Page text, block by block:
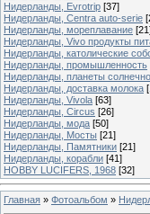
Нидерланды, Evrotrip [37]
Нидерланды, Centra auto-serie
Нидерланды, мореплавание
Нидерланды, Vivo продукты
Нидерланды, католические
Нидерланды, промышленность
Нидерланды, планеты
Нидерланды, доставка молока
Нидерланды, Vivola [63]
Нидерланды, Circus [26]
Нидерланды, мода [50]
Нидерланды, Мосты [21]
Нидерланды, Памятники [21]
Нидерланды, корабли [41]
HOBBY LUCIFERS, 1968 [32]
Главная » Фотоальбом »